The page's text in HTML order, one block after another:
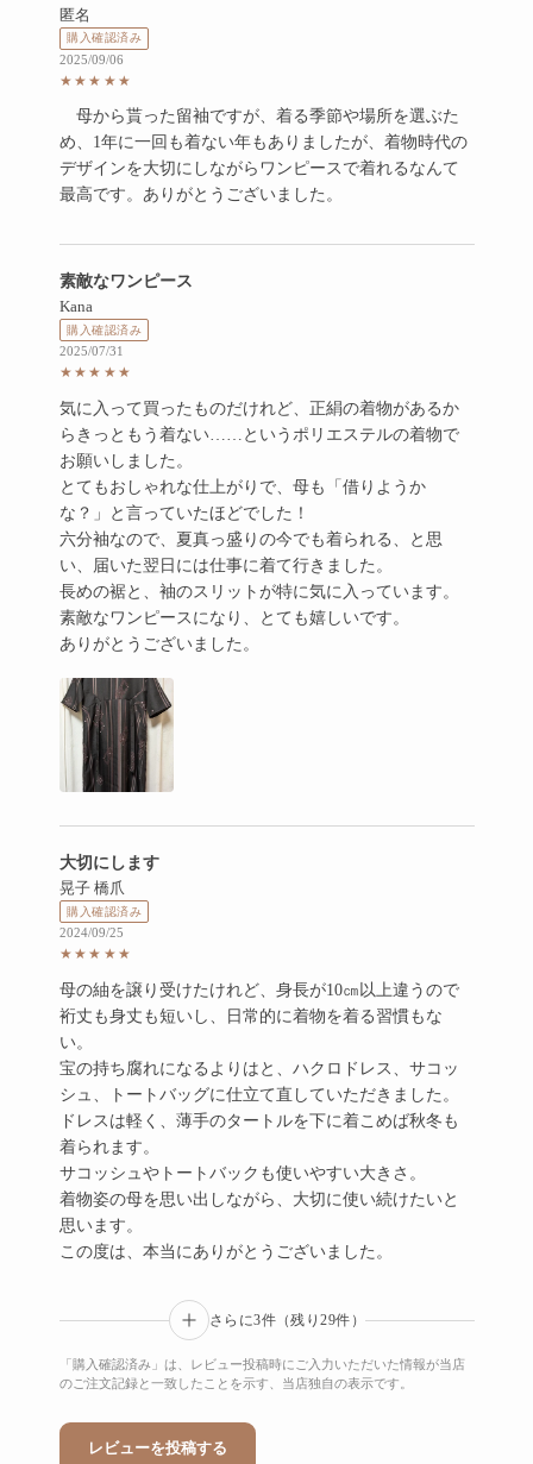
匿名
購入確認済み
2025/09/06
★★★★★
母から貰った留袖ですが、着る季節や場所を選ぶた
め、1年に一回も着ない年もありましたが、着物時代の
デザインを大切にしながらワンピースで着れるなんて
最高です。ありがとうございました。
素敵なワンピース
Kana
購入確認済み
2025/07/31
★★★★★
評価: 5点満点中5点
気に入って買ったものだけれど、正絹の着物があるか
らきっともう着ない……というポリエステルの着物で
お願いしました。
とてもおしゃれな仕上がりで、母も「借りようか
な？」と言っていたほどでした！
六分袖なので、夏真っ盛りの今でも着られる、と思
い、届いた翌日には仕事に着て行きました。
長めの裾と、袖のスリットが特に気に入っています。
素敵なワンピースになり、とても嬉しいです。
ありがとうございました。
大切にします
晃子 橋爪
購入確認済み
2024/09/25
★★★★★
評価: 5点満点中5点
母の紬を譲り受けたけれど、身長が10㎝以上違うので
裄丈も身丈も短いし、日常的に着物を着る習慣もな
い。
宝の持ち腐れになるよりはと、ハクロドレス、サコッ
シュ、トートバッグに仕立て直していただきました。
ドレスは軽く、薄手のタートルを下に着こめば秋冬も
着られます。
サコッシュやトートバックも使いやすい大きさ。
着物姿の母を思い出しながら、大切に使い続けたいと
思います。
この度は、本当にありがとうございました。
さらに3件（残り29件）
「購入確認済み」は、レビュー投稿時にご入力いただいた情報が当店
のご注文記録と一致したことを示す、当店独自の表示です。
レビューを投稿する